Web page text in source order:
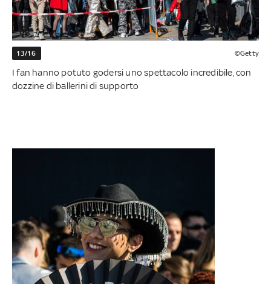
13/16 ©Getty
I fan hanno potuto godersi uno spettacolo incredibile, con
dozzine di ballerini di supporto